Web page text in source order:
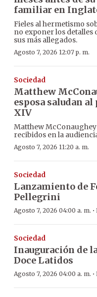
familiar en
Fieles al hermetismo
no exponer los detalles
sus más allegados.
Agosto 7, 2026 12:07 p. m.
Sociedad
Matthew
esposa saludan al
XIV
Matthew
recibidos en la
Agosto 7, 2026 11:20 a. m.
Sociedad
Lanzamiento de
Pellegrini
Agosto 7, 2026 04:00 a. m. ·
Sociedad
Inauguración de
Doce Latidos
Agosto 7, 2026 04:00 a. m. ·